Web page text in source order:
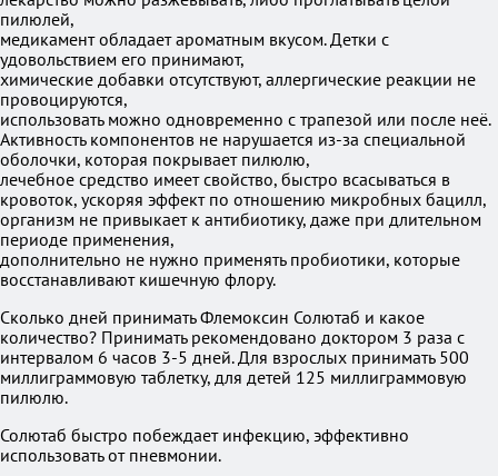
пилюлей,
медикамент обладает ароматным вкусом. Детки с
удовольствием его принимают,
химические добавки отсутствуют, аллергические реакции не
провоцируются,
использовать можно одновременно с трапезой или после неё.
Активность компонентов не нарушается из-за специальной
оболочки, которая покрывает пилюлю,
лечебное средство имеет свойство, быстро всасываться в
кровоток, ускоряя эффект по отношению микробных бацилл,
организм не привыкает к антибиотику, даже при длительном
периоде применения,
дополнительно не нужно применять пробиотики, которые
восстанавливают кишечную флору.
Сколько дней принимать Флемоксин Солютаб и какое
количество? Принимать рекомендовано доктором 3 раза с
интервалом 6 часов 3-5 дней. Для взрослых принимать 500
миллиграммовую таблетку, для детей 125 миллиграммовую
пилюлю.
Солютаб быстро побеждает инфекцию, эффективно
использовать от пневмонии.